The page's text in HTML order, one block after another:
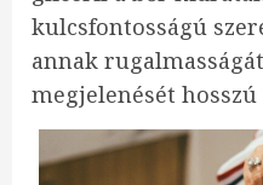
kulcsfontosságú
annak
megjelenését hosszú